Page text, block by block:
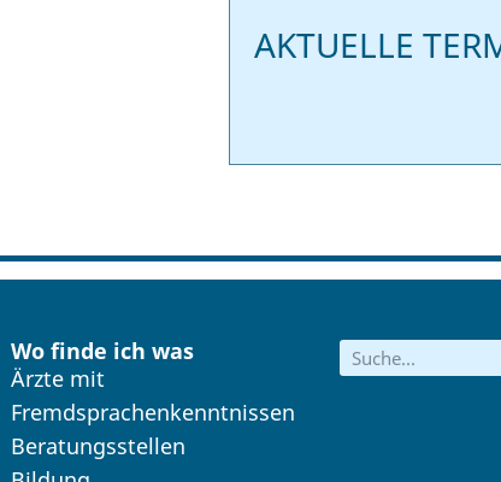
AKTUELLE
Wo finde ich was
Ärzte mit
Fremdsprachenkenntnissen
Beratungsstellen